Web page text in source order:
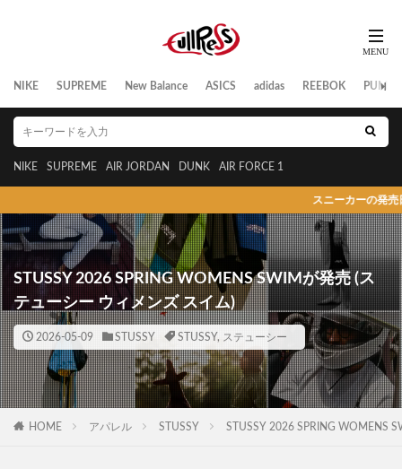
NIKE SUPREME New Balance ASICS adidas REEBOK PUMA
NIKE SUPREME AIR JORDAN DUNK AIR FORCE 1
スニーカーの発売日/リーク情報/新作/抽選/ニュース
STUSSY 2026 SPRING WOMENS SWIMが発売 (ス
テューシー ウィメンズ スイム)
2026-05-09 STUSSY STUSSY, ステューシー
HOME アパレル STUSSY STUSSY 2026 SPRING WOMENS